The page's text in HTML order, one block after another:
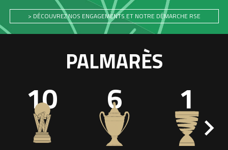
> DÉCOUVREZ NOS ENGAGEMENTS ET NOTRE DÉMARCHE RSE
PALMARÈS
10 6 1